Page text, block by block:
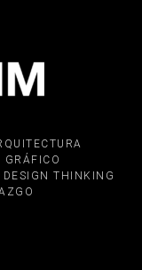
GRÁFICO
DESIGN THINKING